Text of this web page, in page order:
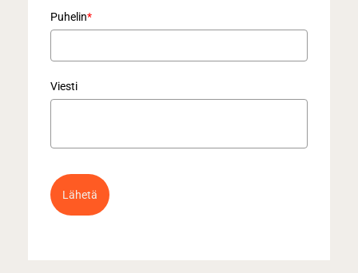
Puhelin*
Viesti
Lähetä